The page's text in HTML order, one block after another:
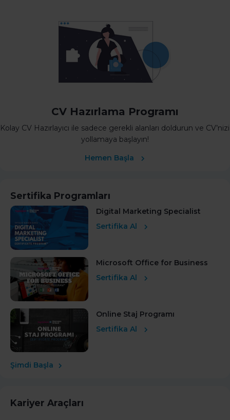
CV Hazırlama Programı
Kolay CV Hazırlayıcı ile sadece gerekli alanları doldurun ve CV’nizi
yollamaya başlayın!
Hemen Başla
Sertifika Programları
Digital Marketing Specialist
Sertifika Al
Microsoft Office for Business
Sertifika Al
Online Staj Programı
Sertifika Al
Şimdi Başla
Kariyer Araçları